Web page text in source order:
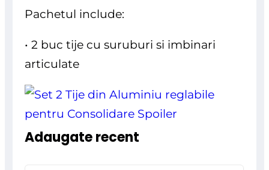
Pachetul include:
• 2 buc tije cu suruburi si imbinari
articulate
Adaugate recent